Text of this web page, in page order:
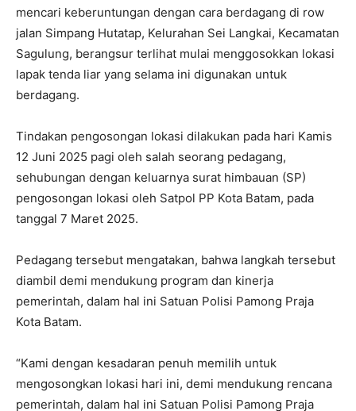
mencari keberuntungan dengan cara berdagang di row
jalan Simpang Hutatap, Kelurahan Sei Langkai, Kecamatan
Sagulung, berangsur terlihat mulai menggosokkan lokasi
lapak tenda liar yang selama ini digunakan untuk
berdagang.
Tindakan pengosongan lokasi dilakukan pada hari Kamis
12 Juni 2025 pagi oleh salah seorang pedagang,
sehubungan dengan keluarnya surat himbauan (SP)
pengosongan lokasi oleh Satpol PP Kota Batam, pada
tanggal 7 Maret 2025.
Pedagang tersebut mengatakan, bahwa langkah tersebut
diambil demi mendukung program dan kinerja
pemerintah, dalam hal ini Satuan Polisi Pamong Praja
Kota Batam.
“Kami dengan kesadaran penuh memilih untuk
mengosongkan lokasi hari ini, demi mendukung rencana
pemerintah, dalam hal ini Satuan Polisi Pamong Praja